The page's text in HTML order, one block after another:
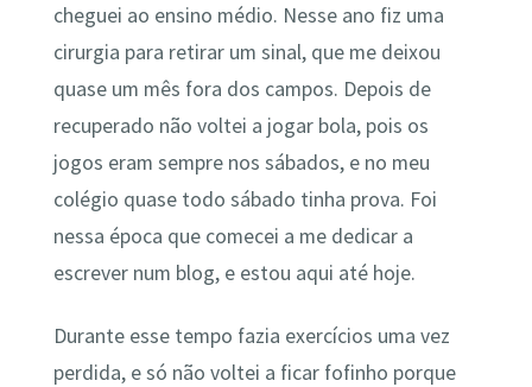
cheguei ao ensino médio. Nesse ano fiz uma
cirurgia para retirar um sinal, que me deixou
quase um mês fora dos campos. Depois de
recuperado não voltei a jogar bola, pois os
jogos eram sempre nos sábados, e no meu
colégio quase todo sábado tinha prova. Foi
nessa época que comecei a me dedicar a
escrever num blog, e estou aqui até hoje.
Durante esse tempo fazia exercícios uma vez
perdida, e só não voltei a ficar fofinho porque